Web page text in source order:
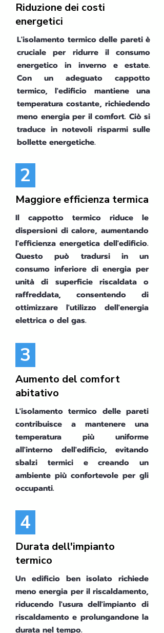
Riduzione dei costi
energetici
L'isolamento termico delle pareti è
cruciale per ridurre il consumo
energetico in inverno e estate.
Con un adeguato cappotto
termico, l'edificio mantiene una
temperatura costante, richiedendo
meno energia per il comfort. Ciò si
traduce in notevoli risparmi sulle
bollette energetiche.
2
Maggiore efficienza termica
Il cappotto termico riduce le
dispersioni di calore, aumentando
l'efficienza energetica dell'edificio.
Questo può tradursi in un
consumo inferiore di energia per
unità di superficie riscaldata o
raffreddata, consentendo di
ottimizzare l'utilizzo dell'energia
elettrica o del gas.
3
Aumento del comfort
abitativo
L'isolamento termico delle pareti
contribuisce a mantenere una
temperatura più uniforme
all'interno dell'edificio, evitando
sbalzi termici e creando un
ambiente più confortevole per gli
occupanti.
4
Durata dell'impianto
termico
Un edificio ben isolato richiede
meno energia per il riscaldamento,
riducendo l'usura dell'impianto di
riscaldamento e prolungandone la
durata nel tempo.